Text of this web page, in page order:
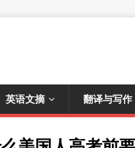
英语文摘 翻译与写作